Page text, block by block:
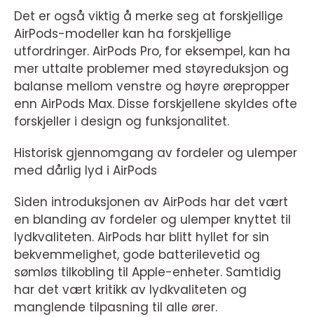
Det er også viktig å merke seg at forskjellige
AirPods-modeller kan ha forskjellige
utfordringer. AirPods Pro, for eksempel, kan ha
mer uttalte problemer med støyreduksjon og
balanse mellom venstre og høyre ørepropper
enn AirPods Max. Disse forskjellene skyldes ofte
forskjeller i design og funksjonalitet.
Historisk gjennomgang av fordeler og ulemper
med dårlig lyd i AirPods
Siden introduksjonen av AirPods har det vært
en blanding av fordeler og ulemper knyttet til
lydkvaliteten. AirPods har blitt hyllet for sin
bekvemmelighet, gode batterilevetid og
sømløs tilkobling til Apple-enheter. Samtidig
har det vært kritikk av lydkvaliteten og
manglende tilpasning til alle ører.